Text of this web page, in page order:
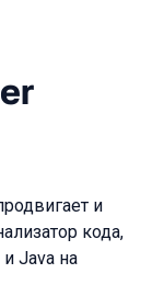
и
кода,
Java на